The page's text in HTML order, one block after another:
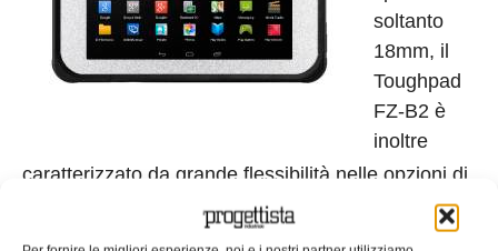
soltanto
18mm, il
Toughpad
FZ-B2 è
inoltre
caratterizzato da grande flessibilità nelle opzioni di
configurazione, che lo rendono la soluzione ideale
per qualsiasi applicazione verticale. Le opzioni